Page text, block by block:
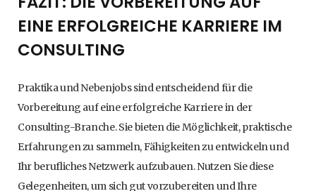
EINE ERFOLGREICHE KARRIERE IM
CONSULTING
Praktika und Nebenjobs sind entscheidend für die
Vorbereitung auf eine erfolgreiche Karriere in der
Consulting-Branche. Sie bieten die Möglichkeit, praktische
Erfahrungen zu sammeln, Fähigkeiten zu entwickeln und
Ihr berufliches Netzwerk aufzubauen. Nutzen Sie diese
Gelegenheiten, um sich gut vorzubereiten und Ihre